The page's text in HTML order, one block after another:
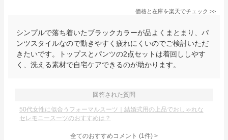
価格と在庫を楽天でチェック >>
シンプルで落ち着いたブラックカラーが品よくまとまり、パ
ンツスタイルなので動きやすく疲れにくいのでご検討いただ
きたいです。トップスとパンツの2点セットは着回ししやす
く、洗える素材で自宅ケアできるのが助かります。
回答された質問
50代女性に似合うフォーマルスーツ｜結婚式用の上品でおしゃれな
セレモニースーツのおすすめは？
全てのおすすめコメント (1件) >